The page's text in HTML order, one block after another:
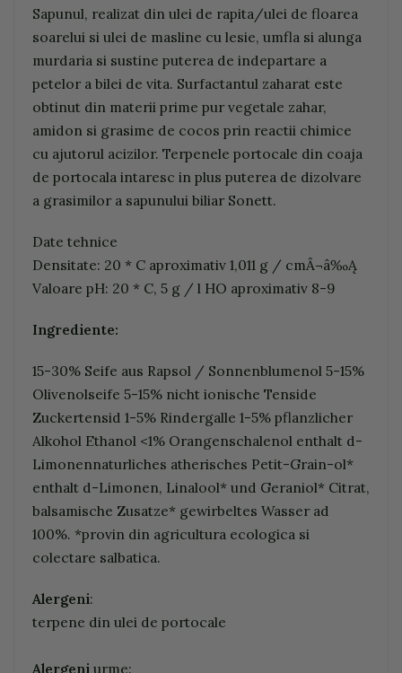
Sapunul, realizat din ulei de rapita/ulei de floarea
soarelui si ulei de masline cu lesie, umfla si alunga
murdaria si sustine puterea de indepartare a
petelor a bilei de vita. Surfactantul zaharat este
obtinut din materii prime pur vegetale zahar,
amidon si grasime de cocos prin reactii chimice
cu ajutorul acizilor. Terpenele portocale din coaja
de portocala intaresc in plus puterea de dizolvare
a grasimilor a sapunului biliar Sonett.
Date tehnice
Densitate: 20 * C aproximativ 1,011 g / cmÂ¬â‰Ą
Valoare pH: 20 * C, 5 g / l HO aproximativ 8-9
Ingrediente:
15-30% Seife aus Rapsol / Sonnenblumenol 5-15%
Olivenolseife 5-15% nicht ionische Tenside
Zuckertensid 1-5% Rindergalle 1-5% pflanzlicher
Alkohol Ethanol <1% Orangenschalenol enthalt d-
Limonennaturliches atherisches Petit-Grain-ol*
enthalt d-Limonen, Linalool* und Geraniol* Citrat,
balsamische Zusatze* gewirbeltes Wasser ad
100%. *provin din agricultura ecologica si
colectare salbatica.
Alergeni:
terpene din ulei de portocale
Alergeni urme: